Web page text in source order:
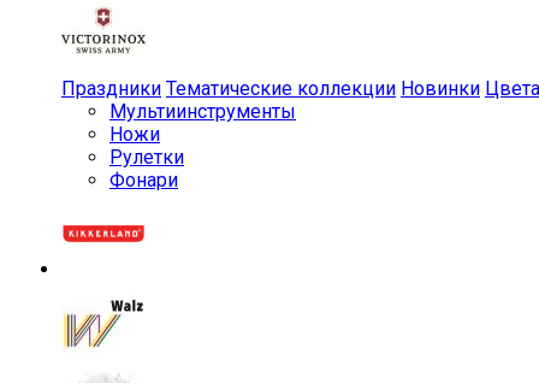
Праздники Тематические коллекции Новинки Цвета
Мульти­инструменты
Ножи
Рулетки
Фонари